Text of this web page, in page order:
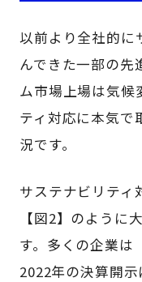
以前より全社的に
んできた一部の先
ム市場上場は気候
ティ対応に本気で
況です。
サステナビリティ
【図2】のように
す。多くの企業は
2022年の決算開